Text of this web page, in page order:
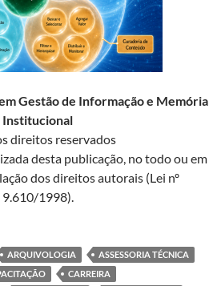
Gestão de Informação e Memória
Institucional
direitos reservados
desta publicação, no todo ou em
dos direitos autorais (Lei nº
9.610/1998).
ARQUIVOLOGIA
ASSESSORIA TÉCNICA
CARREIRA